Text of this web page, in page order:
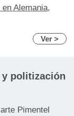
Alemania,
Ver >
politización
Pimentel